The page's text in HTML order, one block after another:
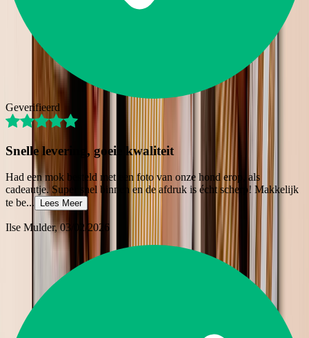
Geverifieerd
Snelle levering, goeie kwaliteit
Had een mok besteld met een foto van onze hond erop, als
cadeautje. Super snel binnen en de afdruk is écht scherp! Makkelijk
te be... Lees Meer
Ilse Mulder, 03/02/2026